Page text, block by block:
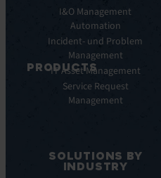
Vorteile
Integrationen
PRODUCTS
Monitoring
Discovery
I&O Management
Automation
Incident- und Problem
Management
IT Asset Management
Service Request
Management
SOLUTIONS BY
INDUSTRY